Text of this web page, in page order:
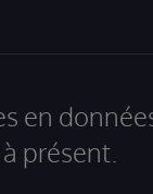
en
présent.